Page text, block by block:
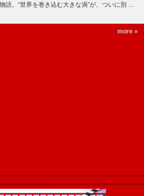
語。“世界を巻き込む大きな渦”が、ついに別 …
more »